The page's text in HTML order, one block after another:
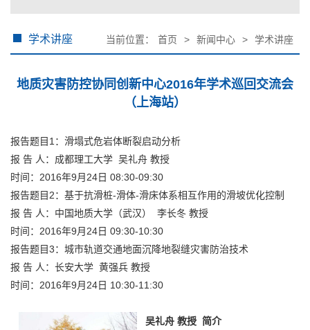
学术讲座 当前位置： 首页 > 新闻中心 > 学术讲座
地质灾害防控协同创新中心2016年学术巡回交流会
（上海站）
报告题目1：滑塌式危岩体断裂启动分析
报 告 人：成都理工大学 吴礼舟 教授
时间：2016年9月24日 08:30-09:30
报告题目2：基于抗滑桩-滑体-滑床体系相互作用的滑坡优化控制
报 告 人：中国地质大学（武汉） 李长冬 教授
时间：2016年9月24日 09:30-10:30
报告题目3：城市轨道交通地面沉降地裂缝灾害防治技术
报 告 人：长安大学 黄强兵 教授
时间：2016年9月24日 10:30-11:30
吴礼舟 教授 简介